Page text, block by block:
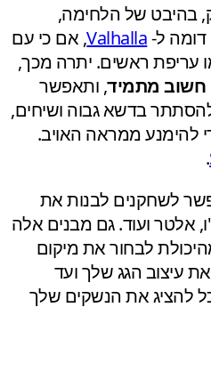
של הלחימה,
Valhalla, אם כי עם
ראשים. יתרה מכך,
מתמיד, ותאפשר
בדשא גבוה ושיחים,
ממראה האויב.
לבנות את
ועוד. גם מבנים אלה
לבחור את מיקום
הגג שלך ועד
את הנשקים שלך